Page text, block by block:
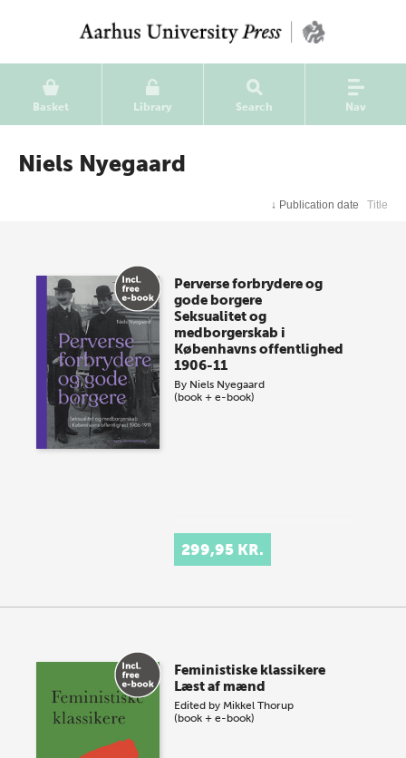
Basket Library Search Nav
Niels Nyegaard
↓ Publication date Title
Perverse forbrydere og
gode borgere
Seksualitet og
medborgerskab i
Københavns offentlighed
1906-11
By Niels Nyegaard
(book + e-book)
299,95 KR.
Feministiske klassikere
Læst af mænd
Edited by Mikkel Thorup
(book + e-book)